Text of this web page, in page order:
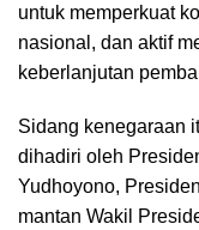
untuk memperkuat
nasional, dan aktif
keberlanjutan
Sidang kenegaraan
dihadiri oleh
Yudhoyono,
mantan Wakil